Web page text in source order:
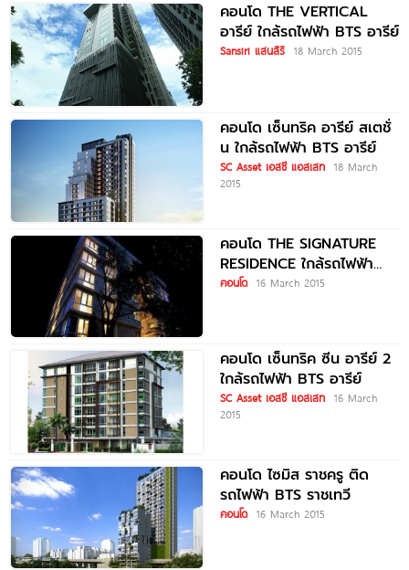
คอนโด THE VERTICAL
อารีย์ ใกล้รถไฟฟ้า BTS อารีย์
Sansiri แสนสิริ 18 March 2015
คอนโด เซ็นทริค อารีย์ สเตชั่
น ใกล้รถไฟฟ้า BTS อารีย์
SC Asset เอสซี แอสเสท 18 March
2015
คอนโด THE SIGNATURE
RESIDENCE ใกล้รถไฟฟ้า
BTS อารีย์
คอนโด 16 March 2015
คอนโด เซ็นทริค ซีน อารีย์ 2
ใกล้รถไฟฟ้า BTS อารีย์
SC Asset เอสซี แอสเสท 16 March
2015
คอนโด ไซมิส ราชครู ติด
รถไฟฟ้า BTS ราชเทวี
คอนโด 16 March 2015